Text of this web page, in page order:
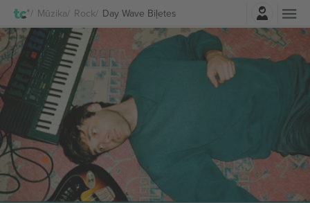
Mūzika Rock Day Wave BiļetesPierakstīties